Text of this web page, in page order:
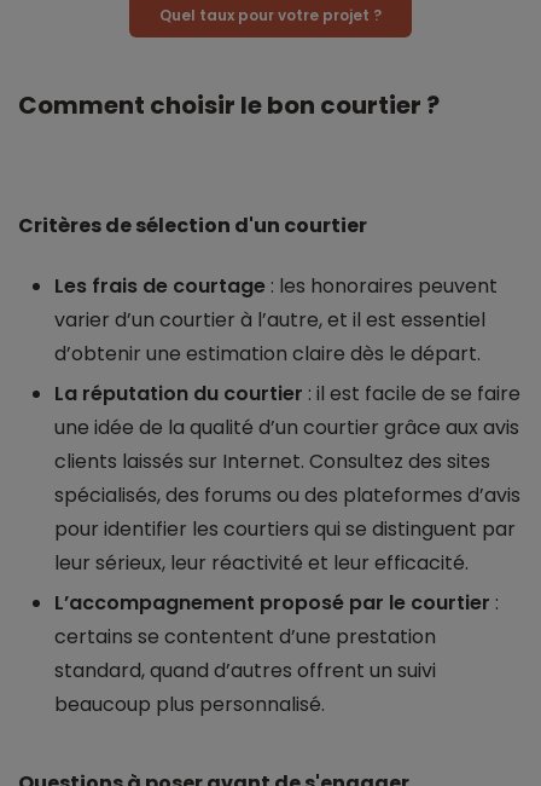
Quel taux pour votre projet ?
Comment choisir le bon courtier ?
Critères de sélection d'un courtier
Les frais de courtage : les honoraires peuvent
varier d’un courtier à l’autre, et il est essentiel
d’obtenir une estimation claire dès le départ.
La réputation du courtier : il est facile de se faire
une idée de la qualité d’un courtier grâce aux avis
clients laissés sur Internet. Consultez des sites
spécialisés, des forums ou des plateformes d’avis
pour identifier les courtiers qui se distinguent par
leur sérieux, leur réactivité et leur efficacité.
L’accompagnement proposé par le courtier :
certains se contentent d’une prestation
standard, quand d’autres offrent un suivi
beaucoup plus personnalisé.